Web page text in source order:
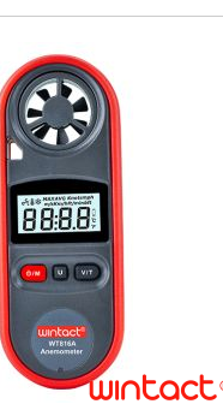
Подробнее...